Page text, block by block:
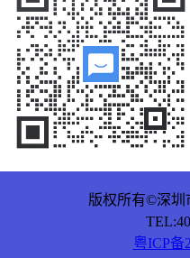
版权所有©深圳
粤ICP备